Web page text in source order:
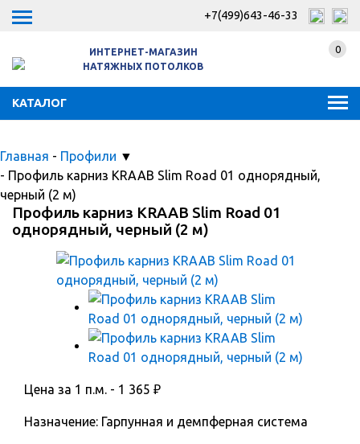
+7(499)643-46-33
ИНТЕРНЕТ-МАГАЗИН
НАТЯЖНЫХ ПОТОЛКОВ
КАТАЛОГ
0
Главная - Профили ▼
- Профиль карниз KRAAB Slim Road 01 однорядный,
черный (2 м)
Профиль карниз KRAAB Slim Road 01
однорядный, черный (2 м)
Цена за 1 п.м. - 1 365 ₽
Назначение: Гарпунная и демпферная система